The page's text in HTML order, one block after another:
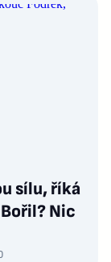
sílu, říká
Nic